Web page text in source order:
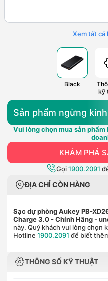
Xem tất cả
Black
kỹ
Sản phẩm ngừng
Vui lòng chọn mua sản
KHÁM PHÁ
Gọi1900.2091
ĐỊA CHỈ CÒN HÀNG
Sạc dự phòng Aukey PB-
Charge 3.0 - Chính Hãng -
này. Quý khách vui lòng chọn
Hotline 1900.2091 để biết
THÔNG SỐ KỸ THUẬT